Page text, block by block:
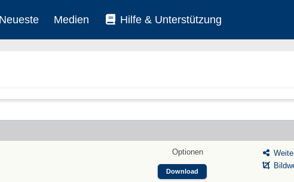
Neueste Medien Hilfe & Unterstützung
Optionen
Download